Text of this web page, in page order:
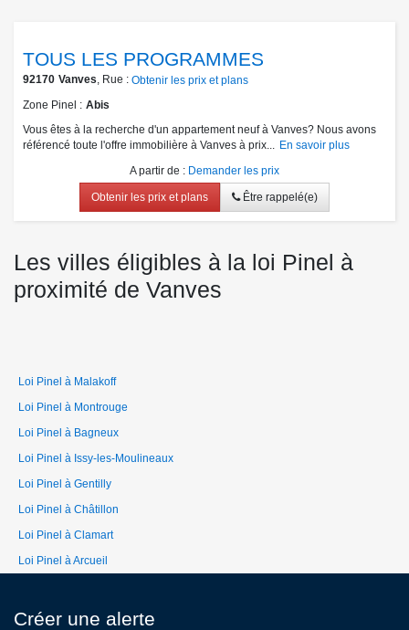
TOUS LES PROGRAMMES
92170 Vanves , Rue : Obtenir les prix et plans
Zone Pinel
Abis
Vous êtes à la recherche d'un appartement neuf à Vanves? Nous avons
référencé toute l'offre immobilière à Vanves à prix...
En savoir plus
A partir de : Demander les prix
Obtenir les prix et plans Être rappelé(e)
Les villes éligibles à la loi Pinel à
proximité de Vanves
Loi Pinel à Malakoff
Loi Pinel à Montrouge
Loi Pinel à Bagneux
Loi Pinel à Issy-les-Moulineaux
Loi Pinel à Gentilly
Loi Pinel à Châtillon
Loi Pinel à Clamart
Loi Pinel à Arcueil
Créer une alerte